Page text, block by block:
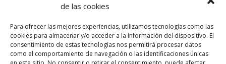
de las cookies
Para ofrecer las mejores experiencias, utilizamos tecnologías como las
cookies para almacenar y/o acceder a la información del dispositivo. El
consentimiento de estas tecnologías nos permitirá procesar datos
como el comportamiento de navegación o las identificaciones únicas